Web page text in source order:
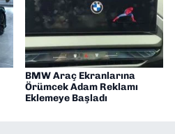
BMW Araç Ekranlarına
Örümcek Adam Reklamı
Eklemeye Başladı